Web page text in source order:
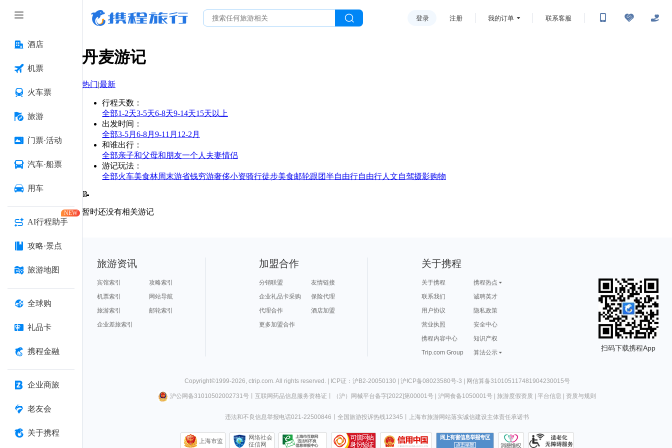
酒店
机票
火车票
旅游
门票·活动
汽车·船票
用车
AI行程助手
NEW
攻略·景点
旅游地图
全球购
礼品卡
携程金融
企业商旅
老友会
关于携程
登录 注册 我的订单 联系客服
丹麦游记
热门|最新
行程天数 ：
全部1-2天3-5天6-8天9-14天15天以上
出发时间 ：
全部3-5月 6-8月 9-11月 12-2月
和谁出行 ：
全部亲子和父母和朋友一个人 夫妻情侣
游记玩法 ：
全部火车美食林周末游省钱穷游奢侈小资骑行徒步美食邮轮跟团半自由行自由行人文自驾摄影购物
📝
暂时还没有相关游记
旅游资讯
宾馆索引
攻略索引
机票索引
网站导航
旅游索引
邮轮索引
企业差旅索引
加盟合作
分销联盟
友情链接
企业礼品卡采购
保险代理
代理合作
酒店加盟
更多加盟合作
关于携程
关于携程
携程热点
联系我们
诚聘英才
用户协议
隐私政策
营业执照
安全中心
携程内容中心
知识产权
Trip.com Group
算法公示
扫码下载携程App
Copyright©1999-2026, ctrip.com. All rights reserved. | ICP证：沪B2-20050130 | 沪ICP备08023580号-3 | 网信算备310105117481904230015号
沪公网备31010502002731号丨 互联网药品信息服务资格证 （沪）网械平台备字[2022]第00001号| 沪网食备1050001号| 旅游度假资质| 平台信息 资质与规则
违法和不良信息举报电话021-22500846 全国旅游投诉热线12345 上海市旅游网站落实诚信建设主体责任承诺书
上海市监
网络社会
征信网